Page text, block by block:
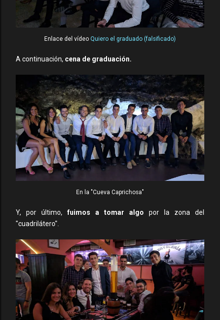
Enlace del vídeo Quiero el graduado (falsificado)
A continuación, cena de graduación.
En la "Cueva Caprichosa"
Y, por último,fuimos a tomar algo por la zona del
"cuadrilátero".